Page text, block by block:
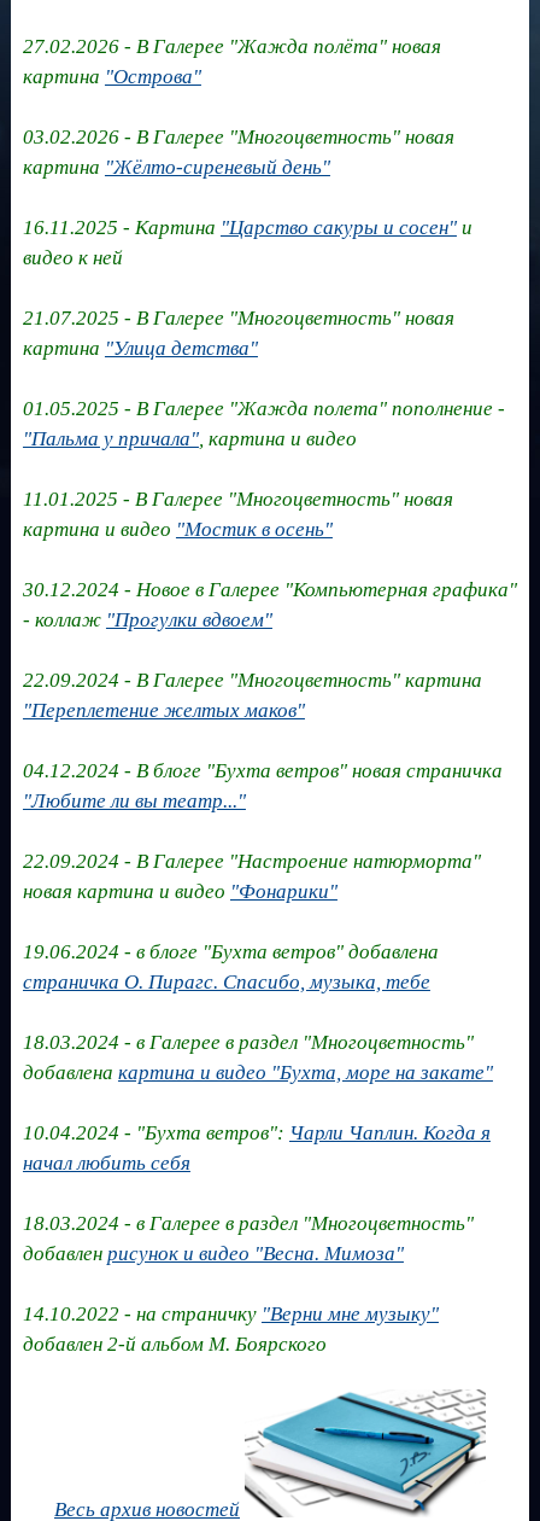
27.02.2026 - В Галерее "Жажда полёта" новая
картина "Острова"
03.02.2026 - В Галерее "Многоцветность" новая
картина "Жёлто-сиреневый день"
16.11.2025 - Картина "Царство сакуры и сосен"и
видео к ней
21.07.2025 - В Галерее "Многоцветность" новая
картина "Улица детства"
01.05.2025 - В Галерее "Жажда полета" пополнение -
"Пальма у причала", картина и видео
11.01.2025 - В Галерее "Многоцветность" новая
картина и видео "Мостик в осень"
30.12.2024 - Новое в Галерее "Компьютерная графика"
- коллаж "Прогулки вдвоем"
22.09.2024 - В Галерее "Многоцветность" картина
"Переплетение желтых маков"
04.12.2024 - В блоге "Бухта ветров" новая страничка
"Любите ли вы театр..."
22.09.2024 - В Галерее "Настроение натюрморта"
новая картина и видео "Фонарики"
19.06.2024 - в блоге "Бухта ветров" добавлена
страничка О. Пирагс. Спасибо, музыка, тебе
18.03.2024 - в Галерее в раздел "Многоцветность"
добавлена картина и видео "Бухта, море на закате"
10.04.2024 - "Бухта ветров": Чарли Чаплин. Когда я
начал любить себя
18.03.2024 - в Галерее в раздел "Многоцветность"
добавлен рисунок и видео "Весна. Мимоза"
14.10.2022 - на страничку "Верни мне музыку"
добавлен 2-й альбом М. Боярского
Весь архив новостей